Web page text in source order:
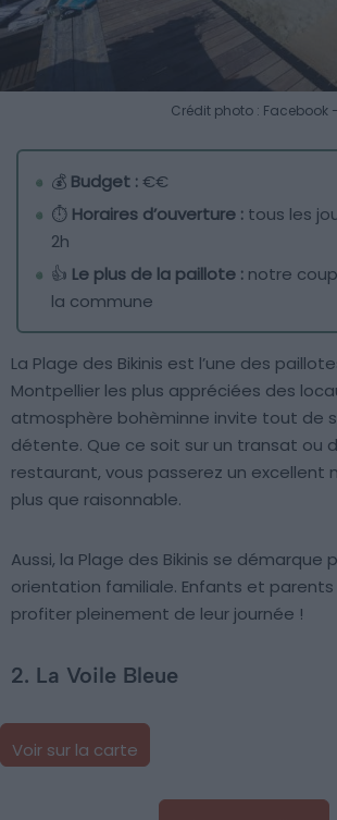
Crédit photo : Facebook
💰 Budget :€€
⏱️ Horaires d’ouverture : tous les
2h
👍 Le plus de la paillote : notre
la commune
La Plage des Bikinis est l’une des
Montpellier les plus appréciées des
atmosphère bohèminne invite tout de
détente. Que ce soit sur un transat ou
restaurant, vous passerez un excellent
plus que raisonnable.
Aussi, la Plage des Bikinis se démarque
orientation familiale. Enfants et
profiter pleinement de leur journée !
2. La Voile Bleue
Voir sur la carte